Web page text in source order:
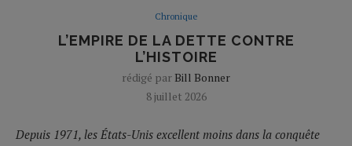
Chronique
L’EMPIRE DE LA DETTE CONTRE
L’HISTOIRE
rédigé par Bill Bonner
8 juillet 2026
Depuis 1971, les États-Unis excellent moins dans la conquête